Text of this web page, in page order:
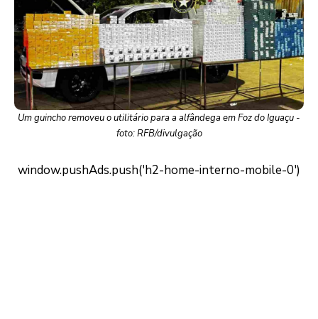
Um guincho removeu o utilitário para a alfândega em Foz do Iguaçu -
foto: RFB/divulgação